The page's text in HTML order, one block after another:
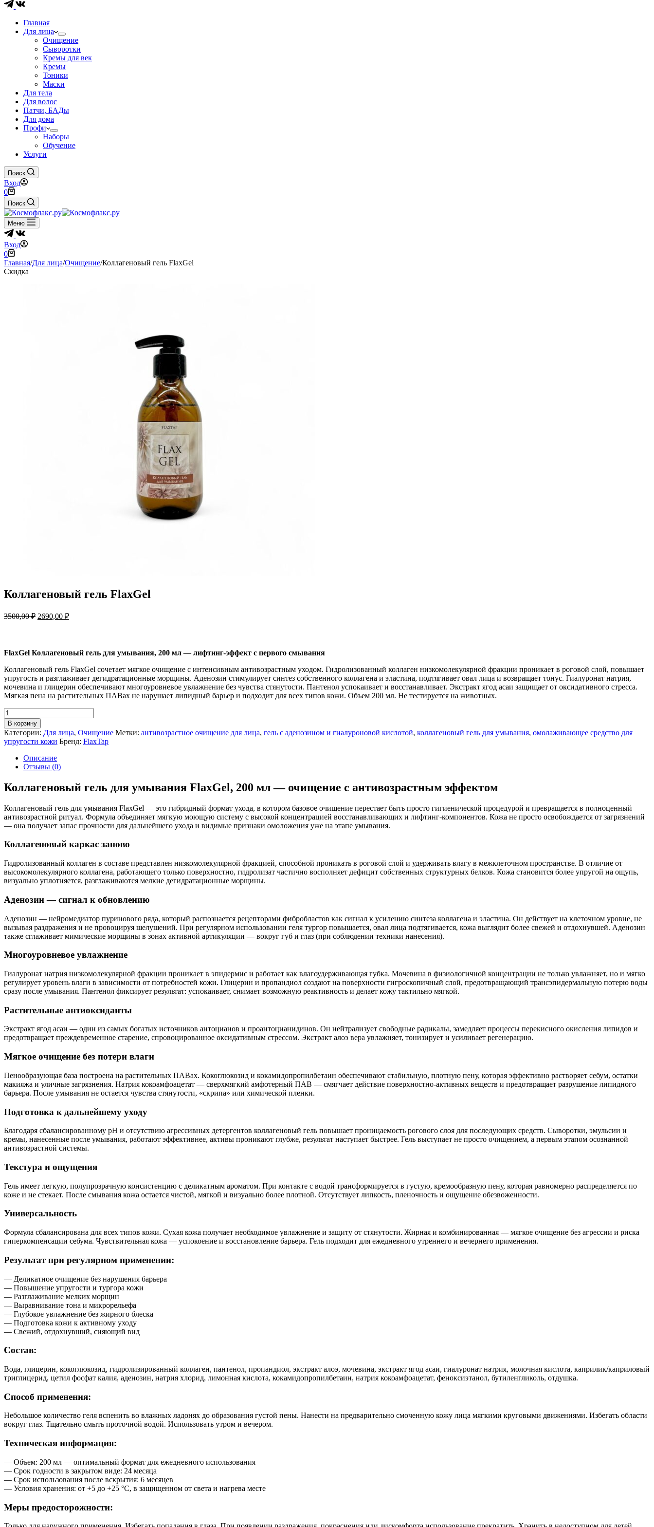
Главная
Для лица
Очищение
Сыворотки
Кремы для век
Кремы
Тоники
Маски
Для тела
Для волос
Патчи, БАДы
Для дома
Профи
Наборы
Обучение
Услуги
Поиск
Вход
Корзина
0
Поиск
Меню
Вход
Корзина
0
Главная/Для лица/Очищение/Коллагеновый гель FlaxGel
Скидка
Коллагеновый гель FlaxGel
3500,00₽ Первоначальная
2690,00 ₽Текущая
FlaxGel Коллагеновый гель для умывания, 200 мл — лифтинг-эффект с первого смывания
Коллагеновый гель FlaxGel сочетает мягкое очищение с интенсивным антивозрастным уходом. Гидролизованный коллаген низкомолекулярной фракции проникает в роговой слой, повышает
упругость и разглаживает дегидратационные морщины. Аденозин стимулирует синтез собственного коллагена и эластина, подтягивает овал лица и возвращает тонус. Гиалуронат натрия,
мочевина и глицерин обеспечивают многоуровневое увлажнение без чувства стянутости. Пантенол успокаивает и восстанавливает. Экстракт ягод асаи защищает от оксидативного стресса.
Мягкая пена на растительных ПАВах не нарушает липидный барьер и подходит для всех типов кожи. Объем 200 мл. Не тестируется на животных.
Количество
товара
Коллагеновый
гель
FlaxGel
В корзину
Категории: Для лица, Очищение Метки: антивозрастное очищение для лица, гель с аденозином и гиалуроновой кислотой, коллагеновый гель для умывания, омолаживающее средство для
упругости кожи Бренд: FlaxTap
Описание
Отзывы (0)
Коллагеновый гель для умывания FlaxGel, 200 мл — очищение с антивозрастным эффектом
Коллагеновый гель для умывания FlaxGel — это гибридный формат ухода, в котором базовое очищение перестает быть просто гигиенической процедурой и превращается в полноценный
антивозрастной ритуал. Формула объединяет мягкую моющую систему с высокой концентрацией восстанавливающих и лифтинг-компонентов. Кожа не просто освобождается от загрязнений
— она получает запас прочности для дальнейшего ухода и видимые признаки омоложения уже на этапе умывания.
Коллагеновый каркас заново
Гидролизованный коллаген в составе представлен низкомолекулярной фракцией, способной проникать в роговой слой и удерживать влагу в межклеточном пространстве. В отличие от
высокомолекулярного коллагена, работающего только поверхностно, гидролизат частично восполняет дефицит собственных структурных белков. Кожа становится более упругой на ощупь,
визуально уплотняется, разглаживаются мелкие дегидратационные морщины.
Аденозин — сигнал к обновлению
Аденозин — нейромедиатор пуринового ряда, который распознается рецепторами фибробластов как сигнал к усилению синтеза коллагена и эластина. Он действует на клеточном уровне, не
вызывая раздражения и не провоцируя шелушений. При регулярном использовании геля тургор повышается, овал лица подтягивается, кожа выглядит более свежей и отдохнувшей. Аденозин
также сглаживает мимические морщины в зонах активной артикуляции — вокруг губ и глаз (при соблюдении техники нанесения).
Многоуровневое увлажнение
Гиалуронат натрия низкомолекулярной фракции проникает в эпидермис и работает как влагоудерживающая губка. Мочевина в физиологичной концентрации не только увлажняет, но и мягко
регулирует уровень влаги в зависимости от потребностей кожи. Глицерин и пропандиол создают на поверхности гигроскопичный слой, предотвращающий трансэпидермальную потерю воды
сразу после умывания. Пантенол фиксирует результат: успокаивает, снимает возможную реактивность и делает кожу тактильно мягкой.
Растительные антиоксиданты
Экстракт ягод асаи — один из самых богатых источников антоцианов и проантоцианидинов. Он нейтрализует свободные радикалы, замедляет процессы перекисного окисления липидов и
предотвращает преждевременное старение, спровоцированное оксидативным стрессом. Экстракт алоэ вера увлажняет, тонизирует и усиливает регенерацию.
Мягкое очищение без потери влаги
Пенообразующая база построена на растительных ПАВах. Кокоглюкозид и кокамидопропилбетаин обеспечивают стабильную, плотную пену, которая эффективно растворяет себум, остатки
макияжа и уличные загрязнения. Натрия кокоамфоацетат — сверхмягкий амфотерный ПАВ — смягчает действие поверхностно-активных веществ и предотвращает разрушение липидного
барьера. После умывания не остается чувства стянутости, «скрипа» или химической пленки.
Подготовка к дальнейшему уходу
Благодаря сбалансированному pH и отсутствию агрессивных детергентов коллагеновый гель повышает проницаемость рогового слоя для последующих средств. Сыворотки, эмульсии и
кремы, нанесенные после умывания, работают эффективнее, активы проникают глубже, результат наступает быстрее. Гель выступает не просто очищением, а первым этапом осознанной
антивозрастной системы.
Текстура и ощущения
Гель имеет легкую, полупрозрачную консистенцию с деликатным ароматом. При контакте с водой трансформируется в густую, кремообразную пену, которая равномерно распределяется по
коже и не стекает. После смывания кожа остается чистой, мягкой и визуально более плотной. Отсутствует липкость, пленочность и ощущение обезвоженности.
Универсальность
Формула сбалансирована для всех типов кожи. Сухая кожа получает необходимое увлажнение и защиту от стянутости. Жирная и комбинированная — мягкое очищение без агрессии и риска
гиперкомпенсации себума. Чувствительная кожа — успокоение и восстановление барьера. Гель подходит для ежедневного утреннего и вечернего применения.
Результат при регулярном применении:
— Деликатное очищение без нарушения барьера
— Повышение упругости и тургора кожи
— Разглаживание мелких морщин
— Выравнивание тона и микрорельефа
— Глубокое увлажнение без жирного блеска
— Подготовка кожи к активному уходу
— Свежий, отдохнувший, сияющий вид
Состав:
Вода, глицерин, кокоглюкозид, гидролизированный коллаген, пантенол, пропандиол, экстракт алоэ, мочевина, экстракт ягод асаи, гиалуронат натрия, молочная кислота, каприлик/каприловый
триглицерид, цетил фосфат калия, аденозин, натрия хлорид, лимонная кислота, кокамидопропилбетаин, натрия кокоамфоацетат, феноксиэтанол, бутиленгликоль, отдушка.
Способ применения:
Небольшое количество геля вспенить во влажных ладонях до образования густой пены. Нанести на предварительно смоченную кожу лица мягкими круговыми движениями. Избегать области
вокруг глаз. Тщательно смыть проточной водой. Использовать утром и вечером.
Техническая информация:
— Объем: 200 мл — оптимальный формат для ежедневного использования
— Срок годности в закрытом виде: 24 месяца
— Срок использования после вскрытия: 6 месяцев
— Условия хранения: от +5 до +25 °C, в защищенном от света и нагрева месте
Меры предосторожности: